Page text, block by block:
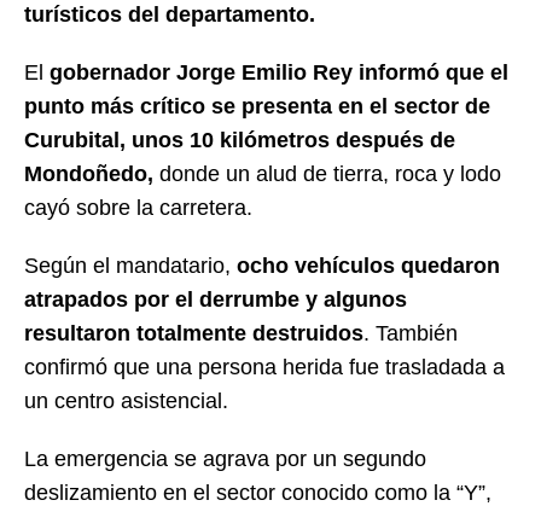
turísticos del departamento.
El gobernador Jorge Emilio Rey informó que el
punto más crítico se presenta en el sector de
Curubital, unos 10 kilómetros después de
Mondoñedo, donde un alud de tierra, roca y lodo
cayó sobre la carretera.
Según el mandatario, ocho vehículos quedaron
atrapados por el derrumbe y algunos
resultaron totalmente destruidos. También
confirmó que una persona herida fue trasladada a
un centro asistencial.
La emergencia se agrava por un segundo
deslizamiento en el sector conocido como la “Y”,